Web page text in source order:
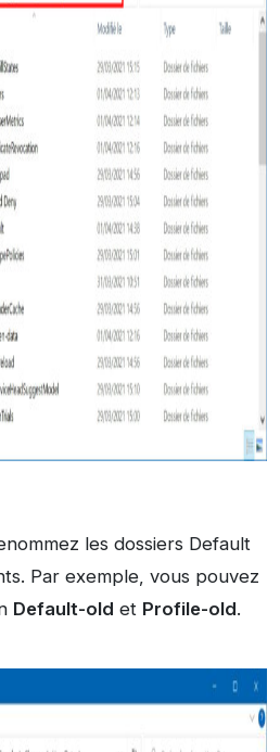
les dossiers Default
Par exemple, vous pouvez
Default-old et Profile-old.